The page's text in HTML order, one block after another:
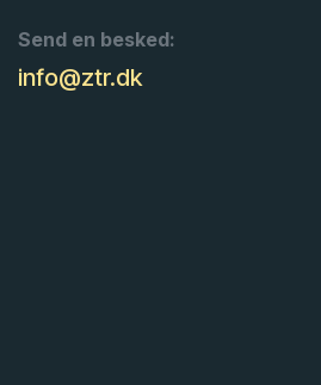
Send en besked:
info@ztr.dk